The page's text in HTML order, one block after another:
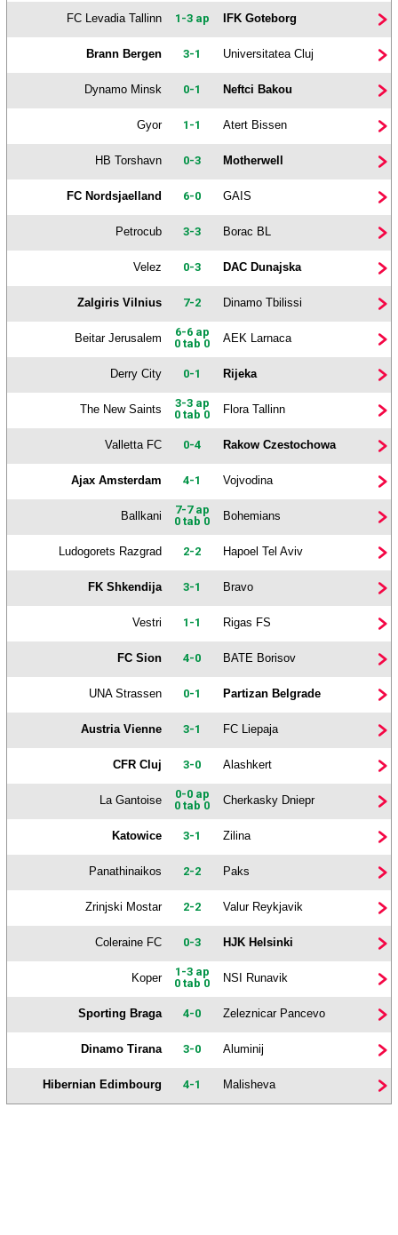
FC Levadia Tallinn 1-3 ap IFK Goteborg
Brann Bergen 3-1 Universitatea Cluj
Dynamo Minsk 0-1 Neftci Bakou
Gyor 1-1 Atert Bissen
HB Torshavn 0-3 Motherwell
FC Nordsjaelland 6-0 GAIS
Petrocub 3-3 Borac BL
Velez 0-3 DAC Dunajska
Zalgiris Vilnius 7-2 Dinamo Tbilissi
Beitar Jerusalem
6-6 ap
0 tab 0
AEK Larnaca
Derry City 0-1 Rijeka
The New Saints
3-3 ap
0 tab 0
Flora Tallinn
Valletta FC 0-4 Rakow Czestochowa
Ajax Amsterdam 4-1 Vojvodina
Ballkani
7-7 ap
0 tab 0
Bohemians
Ludogorets Razgrad 2-2 Hapoel Tel Aviv
FK Shkendija 3-1 Bravo
Vestri 1-1 Rigas FS
FC Sion 4-0 BATE Borisov
UNA Strassen 0-1 Partizan Belgrade
Austria Vienne 3-1 FC Liepaja
CFR Cluj 3-0 Alashkert
La Gantoise
0-0 ap
0 tab 0
Cherkasky Dniepr
Katowice 3-1 Zilina
Panathinaikos 2-2 Paks
Zrinjski Mostar 2-2 Valur Reykjavik
Coleraine FC 0-3 HJK Helsinki
Koper
1-3 ap
0 tab 0
NSI Runavik
Sporting Braga 4-0 Zeleznicar Pancevo
Dinamo Tirana 3-0 Aluminij
Hibernian Edimbourg 4-1 Malisheva